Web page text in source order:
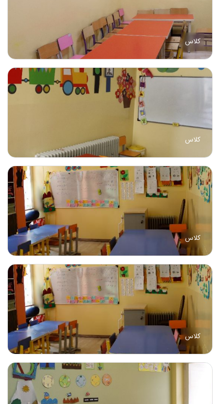
کلاس
کلاس
کلاس
کلاس